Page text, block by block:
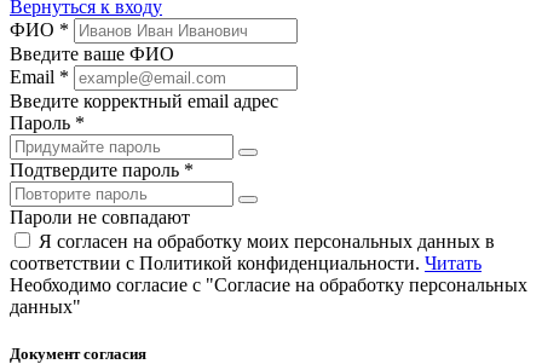
Вернуться к входу
ФИО *
Введите ваше ФИО
Email *
Введите корректный email адрес
Пароль *
Подтвердите пароль *
Пароли не совпадают
Я согласен на обработку моих персональных данных в
соответствии с Политикой конфиденциальности. Читать
Необходимо согласие с "Согласие на обработку персональных
данных"
Документ согласия